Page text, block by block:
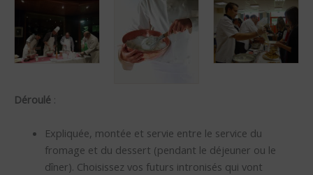
Déroulé :
Expliquée, montée et servie entre le service du
fromage et du dessert (pendant le déjeuner ou le
dîner). Choisissez vos futurs intronisés qui vont